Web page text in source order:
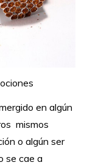
en algún
mismos
o algún ser
se cae a